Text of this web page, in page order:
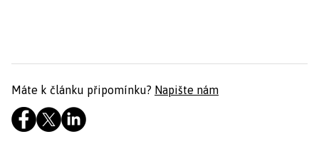
Máte k článku připomínku? Napište nám